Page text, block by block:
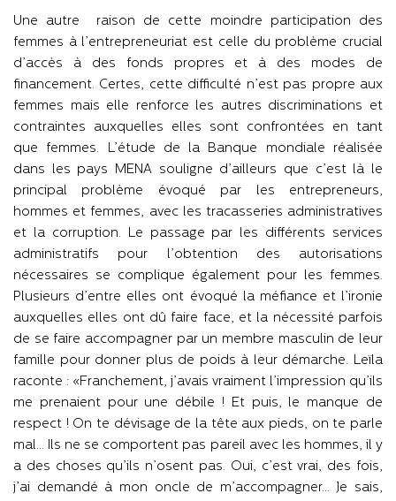
Une autre raison de cette moindre participation des
femmes à l’entrepreneuriat est celle du problème crucial
d’accès à des fonds propres et à des modes de
financement. Certes, cette difficulté n’est pas propre aux
femmes mais elle renforce les autres discriminations et
contraintes auxquelles elles sont confrontées en tant
que femmes. L’étude de la Banque mondiale réalisée
dans les pays MENA souligne d’ailleurs que c’est là le
principal problème évoqué par les entrepreneurs,
hommes et femmes, avec les tracasseries administratives
et la corruption. Le passage par les différents services
administratifs pour l’obtention des autorisations
nécessaires se complique également pour les femmes.
Plusieurs d’entre elles ont évoqué la méfiance et l’ironie
auxquelles elles ont dû faire face, et la nécessité parfois
de se faire accompagner par un membre masculin de leur
famille pour donner plus de poids à leur démarche. Leïla
raconte : «Franchement, j’avais vraiment l’impression qu’ils
me prenaient pour une débile ! Et puis, le manque de
respect ! On te dévisage de la tête aux pieds, on te parle
mal… Ils ne se comportent pas pareil avec les hommes, il y
a des choses qu’ils n’osent pas. Oui, c’est vrai, des fois,
j’ai demandé à mon oncle de m’accompagner… Je sais,